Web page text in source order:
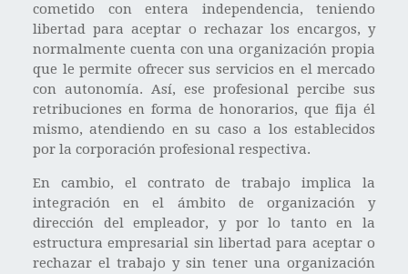
cometido con entera independencia, teniendo
libertad para aceptar o rechazar los encargos, y
normalmente cuenta con una organización propia
que le permite ofrecer sus servicios en el mercado
con autonomía. Así, ese profesional percibe sus
retribuciones en forma de honorarios, que fija él
mismo, atendiendo en su caso a los establecidos
por la corporación profesional respectiva.
En cambio, el contrato de trabajo implica la
integración en el ámbito de organización y
dirección del empleador, y por lo tanto en la
estructura empresarial sin libertad para aceptar o
rechazar el trabajo y sin tener una organización